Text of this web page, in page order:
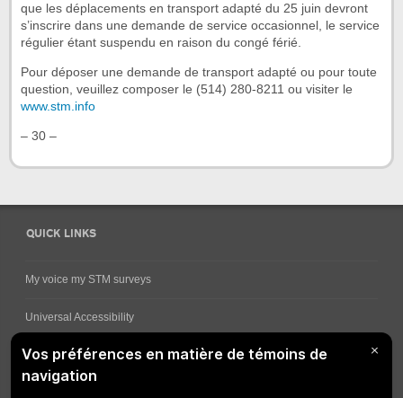
que les déplacements en transport adapté du 25 juin devront
s’inscrire dans une demande de service occasionnel, le service
régulier étant suspendu en raison du congé férié.
Pour déposer une demande de transport adapté ou pour toute
question, veuillez composer le (514) 280-8211 ou visiter le
www.stm.info
– 30 –
QUICK LINKS
My voice my STM surveys
Universal Accessibility
Ways for viewing bus schedules